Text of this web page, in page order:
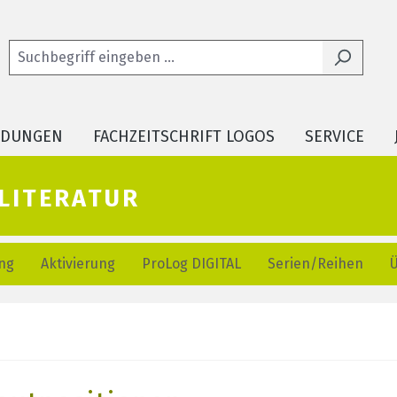
FACHZEITSCHRIFT LOGOS SERVICE
Aktivierung ProLog DIGITAL Serien/Reihen